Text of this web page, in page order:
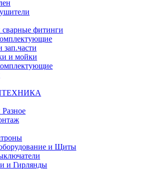
сварные фитинги
зап.части
и мойки
Разное
и Щиты
и Гирлянды